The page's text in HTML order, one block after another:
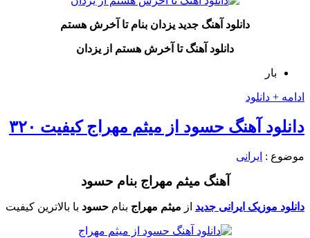
دانلود آهنگ جدید یزدان بنام تا آخرش هستم
دانلود آهنگ تا آخرش هستم از یزدان
بار
ادامه + دانلود
دانلود آهنگ حسود از میثم مهراج کیفیت ۳۲۰
موضوع : ایرانی
آهنگ میثم مهراج بنام حسود
دانلود موزیک ایرانی جدید از میثم مهراج بنام حسود با بالاترین کیفیت